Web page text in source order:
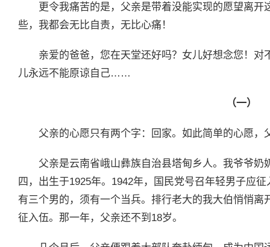
更令我痛苦的是，父亲是带着没能实现的愿望离
些，我都会无比自责，无比心痛！
亲爱的爸爸，您在天堂还好吗？女儿好想念您！
儿永远不能原谅自己……
（一）
父亲的心愿只有两个字：回家。如此简单的心愿，
父亲是云南省峨山彝族自治县塔甸乡人。我爷爷
四，出生于1925年。1942年，国民党号召年轻男子应
有三个男的，须有一个当兵。排行老大的我大伯悄悄
征入伍。那一年，父亲还不到18岁。